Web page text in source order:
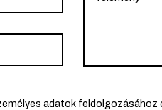
adatok